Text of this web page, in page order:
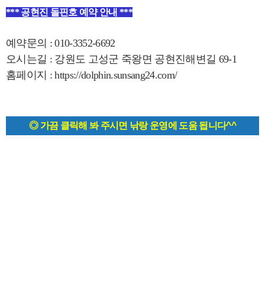
*** 공현진 돌핀호 예약 안내 ***
예약문의 : 010-3352-6692
오시는길 : 강원도 고성군 죽왕면 공현진해변길 69-1
홈페이지 :https://dolphin.sunsang24.com/
◎ 가끔 클릭해 봐 주시면 낚랑 운영에 도움 됩니다^^